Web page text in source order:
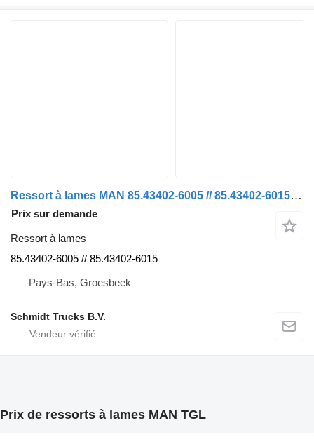
Ressort à lames MAN 85.43402-6005 // 85.43402-6015 TWEE BLADVEER TGL EURO 5 pour camion
Prix sur demande
Ressort à lames
85.43402-6005 // 85.43402-6015
Pays-Bas, Groesbeek
Schmidt Trucks B.V.
Prix de ressorts à lames MAN TGL